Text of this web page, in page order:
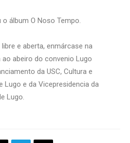
álbum O Noso Tempo.
e aberta, enmárcase na
abeiro do convenio Lugo
da USC, Cultura e
Lugo e da Vicepresidencia da
Lugo.